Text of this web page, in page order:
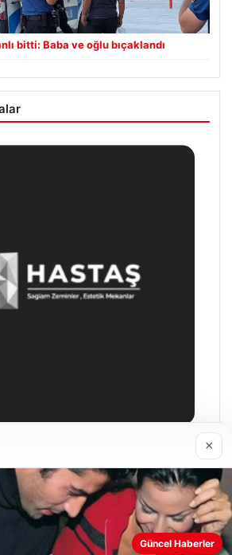
bitti: Baba ve oğlu bıçaklandı
daha iyi anlayabilmek,
×
Güncel Haberler